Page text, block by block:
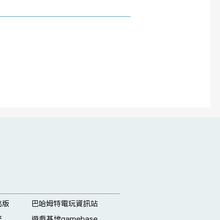
巴哈姆特電玩資訊站